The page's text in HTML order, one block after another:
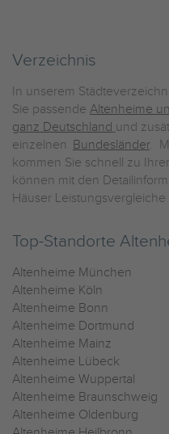
Verzeichnis
In unserem
Sie passende Altenheime
ganz Deutschland und
einzelnen Bundesländer.
kommen Sie schnell zu
können mit den
Häuser
Top-Standorte
Altenheime München
Altenheime Köln
Altenheime Bonn
Altenheime Dortmund
Altenheime Mainz
Altenheime Lübeck
Altenheime Wuppertal
Altenheime Braunschweig
Altenheime Oldenburg